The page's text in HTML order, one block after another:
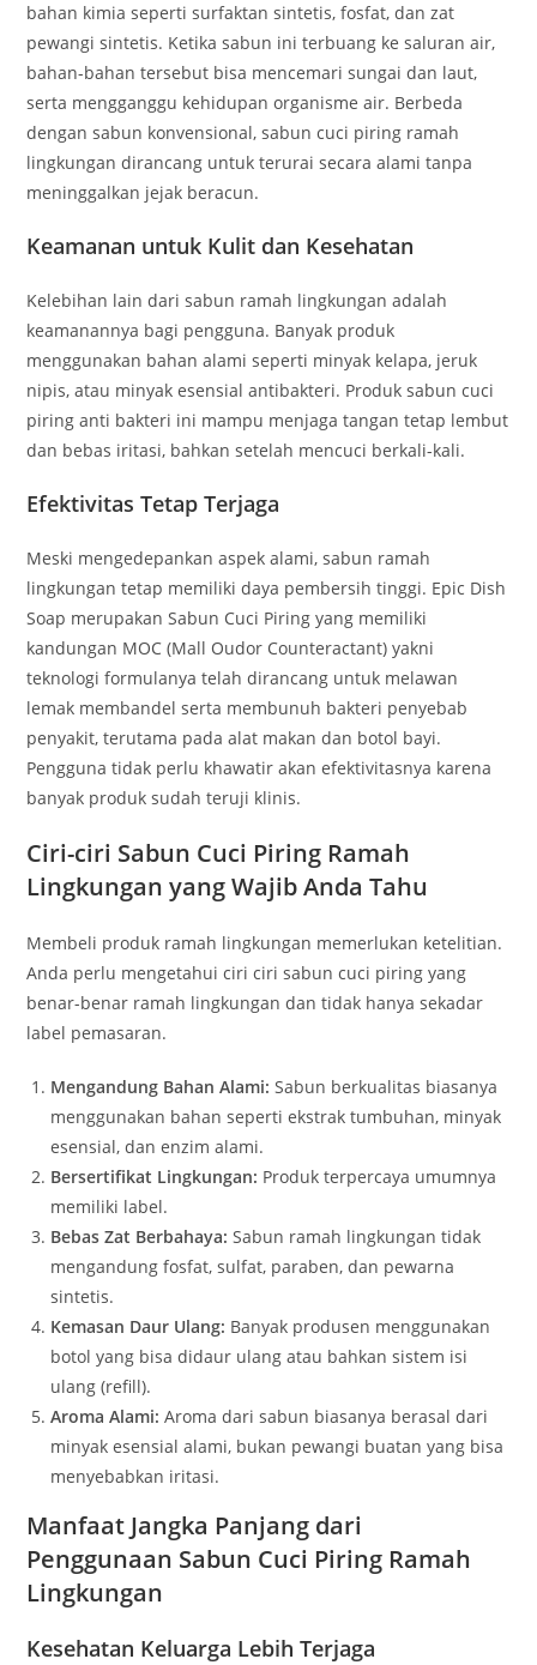
bahan kimia seperti surfaktan sintetis, fosfat, dan zat
pewangi sintetis. Ketika sabun ini terbuang ke saluran air,
bahan-bahan tersebut bisa mencemari sungai dan laut,
serta mengganggu kehidupan organisme air. Berbeda
dengan sabun konvensional, sabun cuci piring ramah
lingkungan dirancang untuk terurai secara alami tanpa
meninggalkan jejak beracun.
Keamanan untuk Kulit dan Kesehatan
Kelebihan lain dari sabun ramah lingkungan adalah
keamanannya bagi pengguna. Banyak produk
menggunakan bahan alami seperti minyak kelapa, jeruk
nipis, atau minyak esensial antibakteri. Produk sabun cuci
piring anti bakteri ini mampu menjaga tangan tetap lembut
dan bebas iritasi, bahkan setelah mencuci berkali-kali.
Efektivitas Tetap Terjaga
Meski mengedepankan aspek alami, sabun ramah
lingkungan tetap memiliki daya pembersih tinggi. Epic Dish
Soap merupakan Sabun Cuci Piring yang memiliki
kandungan MOC (Mall Oudor Counteractant) yakni
teknologi formulanya telah dirancang untuk melawan
lemak membandel serta membunuh bakteri penyebab
penyakit, terutama pada alat makan dan botol bayi.
Pengguna tidak perlu khawatir akan efektivitasnya karena
banyak produk sudah teruji klinis.
Ciri-ciri Sabun Cuci Piring Ramah
Lingkungan yang Wajib Anda Tahu
Membeli produk ramah lingkungan memerlukan ketelitian.
Anda perlu mengetahui ciri ciri sabun cuci piring yang
benar-benar ramah lingkungan dan tidak hanya sekadar
label pemasaran.
Mengandung Bahan Alami: Sabun berkualitas biasanya
menggunakan bahan seperti ekstrak tumbuhan, minyak
esensial, dan enzim alami.
Bersertifikat Lingkungan: Produk terpercaya umumnya
memiliki label.
Bebas Zat Berbahaya: Sabun ramah lingkungan tidak
mengandung fosfat, sulfat, paraben, dan pewarna
sintetis.
Kemasan Daur Ulang: Banyak produsen menggunakan
botol yang bisa didaur ulang atau bahkan sistem isi
ulang (refill).
Aroma Alami: Aroma dari sabun biasanya berasal dari
minyak esensial alami, bukan pewangi buatan yang bisa
menyebabkan iritasi.
Manfaat Jangka Panjang dari
Penggunaan Sabun Cuci Piring Ramah
Lingkungan
Kesehatan Keluarga Lebih Terjaga